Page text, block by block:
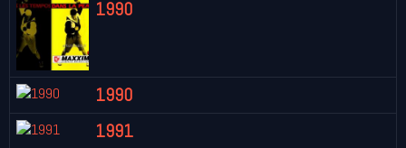
1990
1990
1991